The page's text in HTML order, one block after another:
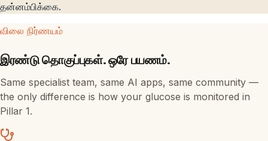
தன்னம்பிக்கை.
விலை நிர்ணயம்
இரண்டு தொகுப்புகள். ஒரே பயணம்.
Same specialist team, same AI apps, same community —
the only difference is how your glucose is monitored in
Pillar 1.